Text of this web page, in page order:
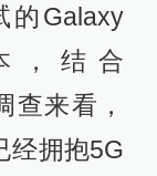
Galaxy
，结合
查来看，
经拥抱5G